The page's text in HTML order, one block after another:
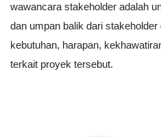
wawancara stakeholder adalah
dan umpan balik dari
kebutuhan, harapan,
terkait proyek tersebut.